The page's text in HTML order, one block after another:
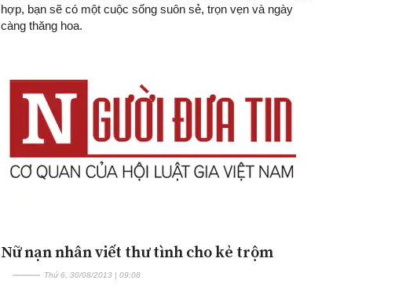
hợp, bạn sẽ có một cuộc sống suôn sẻ, trọn vẹn và ngày
càng thăng hoa.
Nữ nạn nhân viết thư tình cho kẻ trộm
Thứ 6, 30/08/2013 | 09:08